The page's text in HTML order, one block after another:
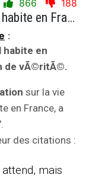
866 188
Le nouvel EuropÃ©en, surtout s'il habite en France, a d'abord besoin d'un bain de vÃ©ritÃ©.
:
habite en
de vÃ©ritÃ©.
sur la vie
en France, a
des citations :
mais